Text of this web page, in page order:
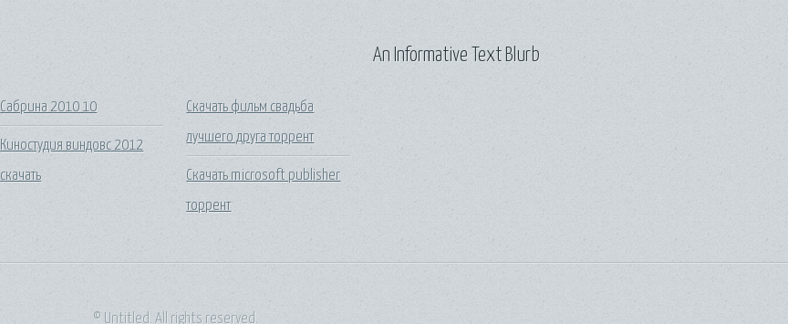
Сабрина 2010 10
Киностудия виндовс 2012
скачать
Скачать фильм свадьба
лучшего друга торрент
Скачать microsoft publisher
торрент
An Informative Text Blurb
© Untitled. All rights reserved.